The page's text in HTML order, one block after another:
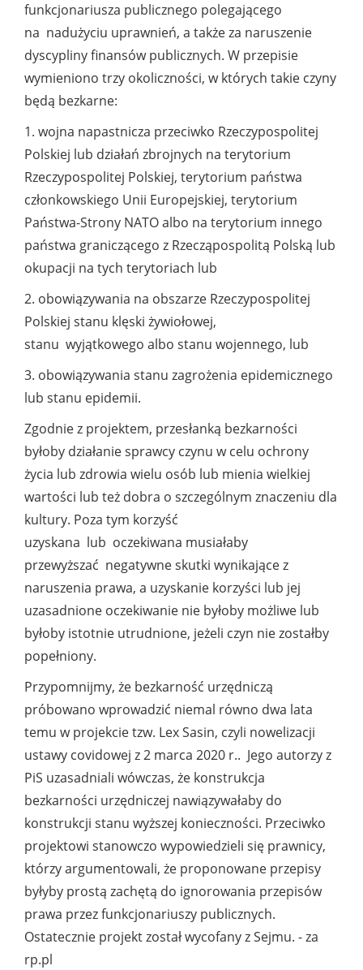
funkcjonariusza publicznego polegającego
na nadużyciu uprawnień, a także za naruszenie
dyscypliny finansów publicznych. W przepisie
wymieniono trzy okoliczności, w których takie czyny
będą bezkarne:
1. wojna napastnicza przeciwko Rzeczypospolitej
Polskiej lub działań zbrojnych na terytorium
Rzeczypospolitej Polskiej, terytorium państwa
członkowskiego Unii Europejskiej, terytorium
Państwa-Strony NATO albo na terytorium innego
państwa graniczącego z Rzecząpospolitą Polską lub
okupacji na tych terytoriach lub
2. obowiązywania na obszarze Rzeczypospolitej
Polskiej stanu klęski żywiołowej,
stanu wyjątkowego albo stanu wojennego, lub
3. obowiązywania stanu zagrożenia epidemicznego
lub stanu epidemii.
Zgodnie z projektem, przesłanką bezkarności
byłoby działanie sprawcy czynu w celu ochrony
życia lub zdrowia wielu osób lub mienia wielkiej
wartości lub też dobra o szczególnym znaczeniu dla
kultury. Poza tym korzyść
uzyskana lub oczekiwana musiałaby
przewyższać negatywne skutki wynikające z
naruszenia prawa, a uzyskanie korzyści lub jej
uzasadnione oczekiwanie nie byłoby możliwe lub
byłoby istotnie utrudnione, jeżeli czyn nie zostałby
popełniony.
Przypomnijmy, że bezkarność urzędniczą
próbowano wprowadzić niemal równo dwa lata
temu w projekcie tzw. Lex Sasin, czyli nowelizacji
ustawy covidowej z 2 marca 2020 r.. Jego autorzy z
PiS uzasadniali wówczas, że konstrukcja
bezkarności urzędniczej nawiązywałaby do
konstrukcji stanu wyższej konieczności. Przeciwko
projektowi stanowczo wypowiedzieli się prawnicy,
którzy argumentowali, że proponowane przepisy
byłyby prostą zachętą do ignorowania przepisów
prawa przez funkcjonariuszy publicznych.
Ostatecznie projekt został wycofany z Sejmu. - za
rp.pl